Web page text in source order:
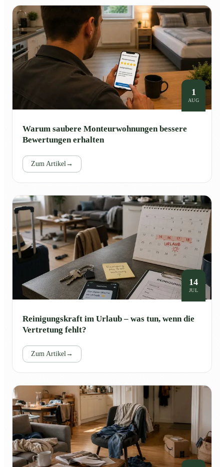
1
AUG
Warum saubere Monteurwohnungen bessere
Bewertungen erhalten
Zum Artikel →
14
JUL
Reinigungskraft im Urlaub – was tun, wenn die
Vertretung fehlt?
Zum Artikel →